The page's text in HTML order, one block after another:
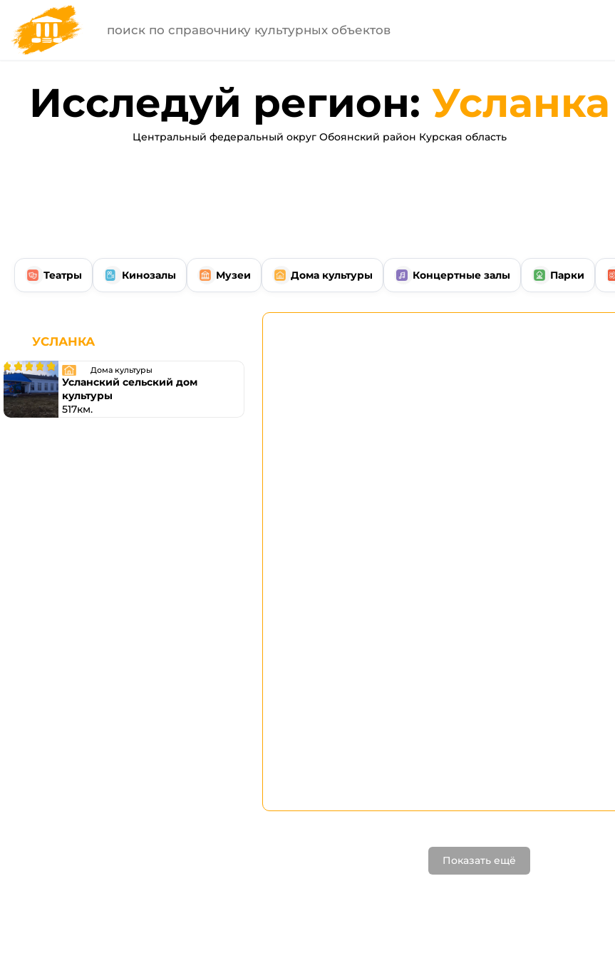
Исследуй регион: Усланка
Центральный федеральный округ Обоянский район Курская область
Театры Кинозалы Музеи Дома культуры Концертные залы Парки
УСЛАНКА
Дома культуры
Усланский сельский дом
культуры
517км.
Показать ещё